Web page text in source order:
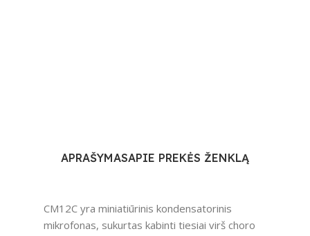
APRAŠYMASAPIE PREKĖS ŽENKLĄ
CM12C yra miniatiūrinis kondensatorinis
mikrofonas, sukurtas kabinti tiesiai virš choro